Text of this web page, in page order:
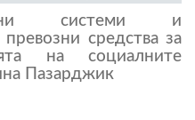
системи и
превозни средства за
на социалните
Пазарджик